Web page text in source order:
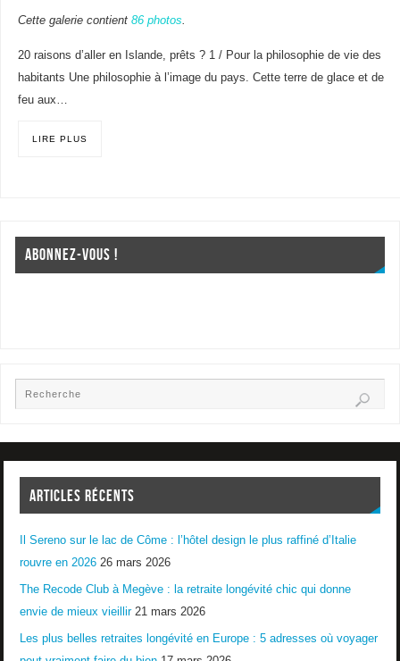
Cette galerie contient 86 photos.
20 raisons d’aller en Islande, prêts ? 1 / Pour la philosophie de vie des
habitants Une philosophie à l’image du pays. Cette terre de glace et de
feu aux…
LIRE PLUS
ABONNEZ-VOUS !
ARTICLES RÉCENTS
Il Sereno sur le lac de Côme : l’hôtel design le plus raffiné d’Italie
rouvre en 2026 26 mars 2026
The Recode Club à Megève : la retraite longévité chic qui donne
envie de mieux vieillir 21 mars 2026
Les plus belles retraites longévité en Europe : 5 adresses où voyager